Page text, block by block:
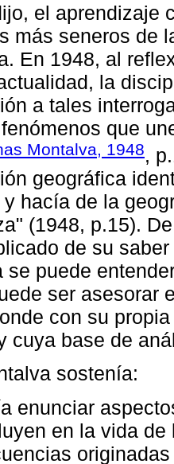
el aprendizaje
más seneros de
En 1948, al
la
a tales
que
Montalva, 1948,
geográfica
hacía de la
(1948, p.15).
de su
se puede
ser asesorar
con su
cuya base de
sostenía:
enunciar
en la vida